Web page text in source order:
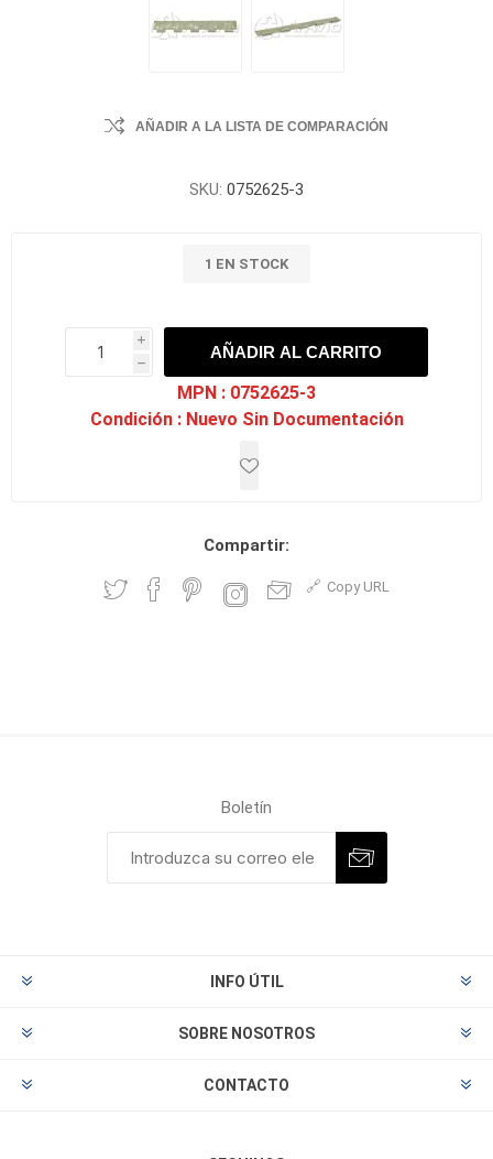
AÑADIR A LA LISTA DE COMPARACIÓN
SKU: 0752625-3
1 EN STOCK
i
h
h
AÑADIR AL CARRITO
MPN : 0752625-3
Condición : Nuevo Sin Documentación
Compartir:
Copy URL
Boletín
INFO ÚTIL
SOBRE NOSOTROS
CONTACTO